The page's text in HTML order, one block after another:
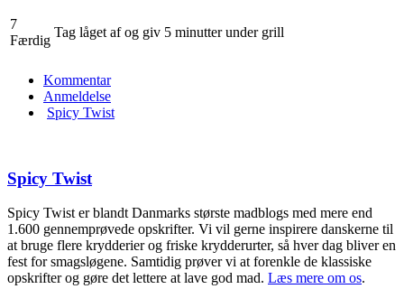
7
Færdig
Tag låget af og giv 5 minutter under grill
Kommentar
Anmeldelse
Spicy Twist
Spicy Twist
Spicy Twist er blandt Danmarks største madblogs med mere end
1.600 gennemprøvede opskrifter. Vi vil gerne inspirere danskerne til
at bruge flere krydderier og friske krydderurter, så hver dag bliver en
fest for smagsløgene. Samtidig prøver vi at forenkle de klassiske
opskrifter og gøre det lettere at lave god mad. Læs mere om os.